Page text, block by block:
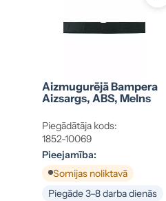
Aizmugurējā Bampera
Aizsargs, ABS, Melns
Piegādātāja kods:
1852-10069
Pieejamība:
Somijas noliktavā
Piegāde 3–8 darba dienās